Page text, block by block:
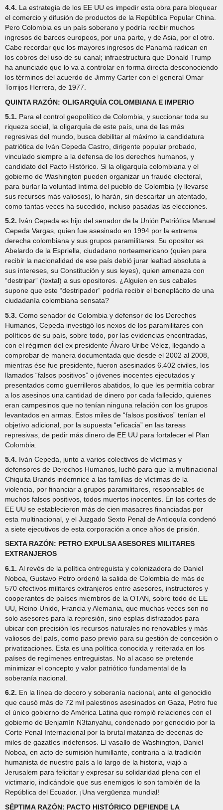
4.4. La estrategia de los EE UU es impedir esta obra para bloquear
el comercio y difusión de productos de la República Popular China.
Pero Colombia es un país soberano y podría recibir muchos
ingresos de barcos europeos, por una parte, y de Asia, por el otro.
Cabe recordar que los mayores ingresos de Panamá radican en
los cobros del uso de su canal; infraestructura que Donald Trump
ha anunciado que lo va a controlar en forma directa desconociendo
los términos del acuerdo de Jimmy Carter con el general Omar
Torrijos Herrera, de 1977.
QUINTA RAZÓN: OLIGARQUÍA COLOMBIANA E IMPERIO
5.1. Para el control geopolítico de Colombia, y succionar toda su
riqueza social, la oligarquía de este país, una de las más
regresivas del mundo, busca debilitar al máximo la candidatura
patriótica de Iván Cepeda Castro, dirigente popular probado,
vinculado siempre a la defensa de los derechos humanos, y
candidato del Pacto Histórico. Si la oligarquía colombiana y el
gobierno de Washington pueden organizar un fraude electoral,
para burlar la voluntad íntima del pueblo de Colombia (y llevarse
sus recursos más valiosos), lo harán, sin descartar un atentado,
como tantas veces ha sucedido, incluso pasadas las elecciones.
5.2. Iván Cepeda es hijo del senador de la Unión Patriótica Manuel
Cepeda Vargas, quien fue asesinado en 1994 por la extrema
derecha colombiana y sus grupos paramilitares. Su opositor es
Abelardo de la Espriella, ciudadano norteamericano (quien para
recibir la nacionalidad de ese país debió jurar lealtad absoluta a
sus intereses, su Constitución y sus leyes), quien amenaza con
“destripar” (textal) a sus opositores. ¿Alguien en sus cabales
supone que este “destripador” podría recibir el beneplácito de una
ciudadanía colombiana sensata?
5.3. Como senador de Colombia y defensor de los Derechos
Humanos, Cepeda investigó los nexos de los paramilitares con
políticos de su país, sobre todo, por las evidencias encontradas,
con el régimen del ex presidente Álvaro Uribe Vélez, llegando a
comprobar de manera documentada que desde el 2002 al 2008,
mientras ése fue presidente, fueron asesinados 6.402 civiles, los
llamados “falsos positivos” o jóvenes inocentes ejecutados y
presentados como guerrilleros abatidos, lo que les permitía cobrar
a los asesinos una cantidad de dinero por cada fallecido, quienes
eran campesinos que no tenían ninguna relación con los grupos
levantados en armas. Estos miles de “falsos positivos” tenían el
objetivo adicional, por la supuesta “eficacia” en las tareas
represivas, de pedir más dinero de EE UU para fortalecer el Plan
Colombia.
5.4. Iván Cepeda, junto a varios colectivos de víctimas y
defensores de Derechos Humanos, luchó para que la multinacional
Chiquita Brands indemnice a las familias de víctimas de la
violencia, por financiar a grupos paramilitares, responsables de
muchos falsos positivos, todos muertos inocentes. En las cortes de
EE UU se establecieron más de cien masacres financiadas por
esta multinacional, y el Juzgado Sexto Penal de Antioquía condenó
a siete ejecutivos de esta corporación a once años de prisión.
SEXTA RAZÓN: PETRO EXPULSA ASESORES MILITARES
EXTRANJEROS
6.1. Al revés de la política entreguista y colonizadora de Daniel
Noboa, Gustavo Petro ordenó la salida de Colombia de más de
570 efectivos militares extranjeros entre asesores, instructores y
cooperantes de países miembros de la OTAN, sobre todo de EE
UU, Reino Unido, Francia y Alemania, que muchas veces son no
solo asesores para la represión, sino espías disfrazados para
ubicar con precisión los recursos naturales no renovables y más
valiosos del país, como paso previo para su gestión de concesión o
privatizaciones. Esta es una política conocida y reiterada en los
países de regímenes entreguistas. No al acaso se pretende
minimizar el concepto y valor patriótico fundamental de la
soberanía nacional.
6.2. En la línea de decoro y soberanía nacional, ante el genocidio
que causó más de 72 mil palestinos asesinados en Gaza, Petro fue
el único gobierno de América Latina que rompió relaciones con el
gobierno de Benjamín N3tanyahu, condenado por genocidio por la
Corte Penal Internacional por la brutal matanza de decenas de
miles de gazatíes indefensos. El vasallo de Washington, Daniel
Noboa, en acto de sumisión humillante, contraria a la tradición
humanista de nuestro país a lo largo de la historia, viajó a
Jerusalem para felicitar y expresar su solidaridad plena con el
victimario, indicándole que sus enemigos lo son también de la
República del Ecuador. ¡Una vergüenza mundial!
SÉPTIMA RAZÓN: PACTO HISTÓRICO DEFIENDE LA